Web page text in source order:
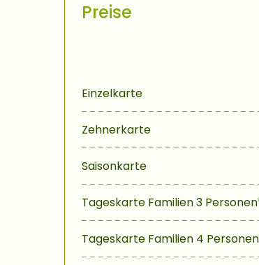
Preise
Einzelkarte
Zehnerkarte
Saisonkarte
Tageskarte Familien 3
Tageskarte Familien 4